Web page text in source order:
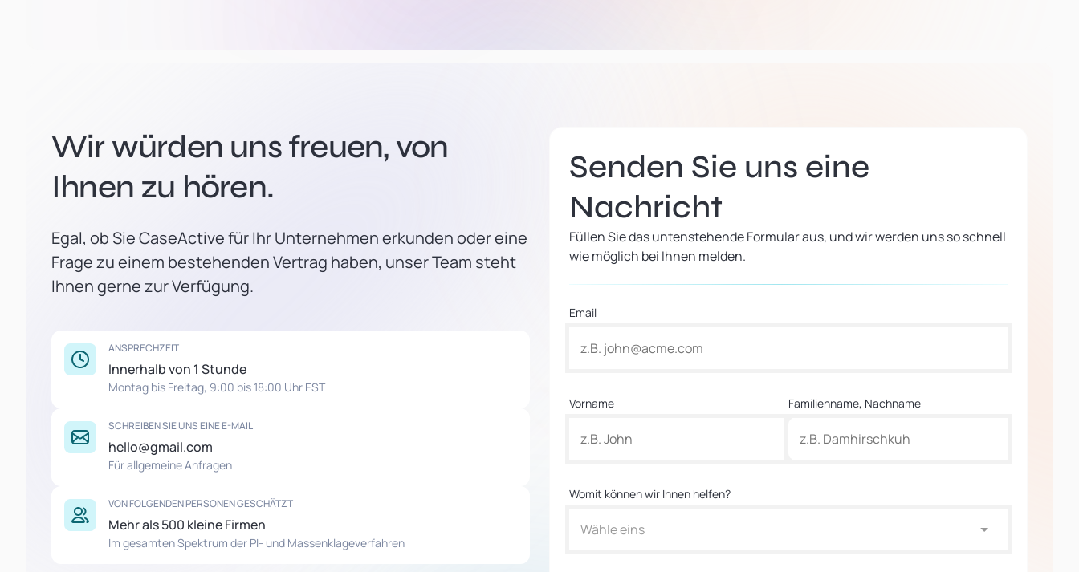
Wir würden uns freuen, von
Ihnen zu hören.
Egal, ob Sie CaseActive für Ihr Unternehmen erkunden oder eine
Frage zu einem bestehenden Vertrag haben, unser Team steht
Ihnen gerne zur Verfügung.
ANSPRECHZEIT
Innerhalb von 1 Stunde
Montag bis Freitag, 9:00 bis 18:00 Uhr EST
SCHREIBEN SIE UNS EINE E-MAIL
hello@gmail.com
Für allgemeine Anfragen
VON FOLGENDEN PERSONEN GESCHÄTZT
Mehr als 500 kleine Firmen
Im gesamten Spektrum der PI- und Massenklageverfahren
Senden Sie uns eine
Nachricht
Füllen Sie das untenstehende Formular aus, und wir werden uns so schnell
wie möglich bei Ihnen melden.
Email
Vorname Familienname, Nachname
Womit können wir Ihnen helfen?
Wähle eins